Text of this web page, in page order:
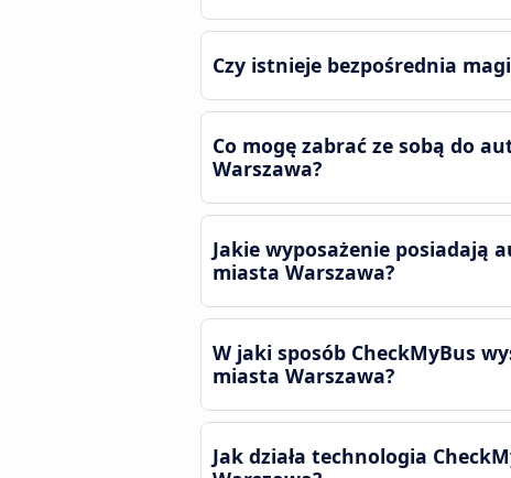
Czy istnieje bezpośrednia
Co mogę zabrać ze sobą do
Warszawa?
Jakie wyposażenie posiadają
miasta Warszawa?
W jaki sposób CheckMyBus
miasta Warszawa?
Jak działa technologia